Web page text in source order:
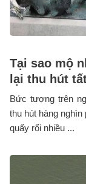
Tại sao mộ
lại thu hút
Bức tượng trên
thu hút hàng
quấy rối nhiều ...